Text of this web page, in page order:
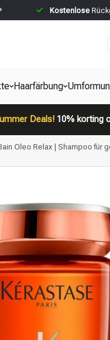
Kostenlose
Haarfärbung
Deals!10% korting
Oleo Relax | Shampoo für